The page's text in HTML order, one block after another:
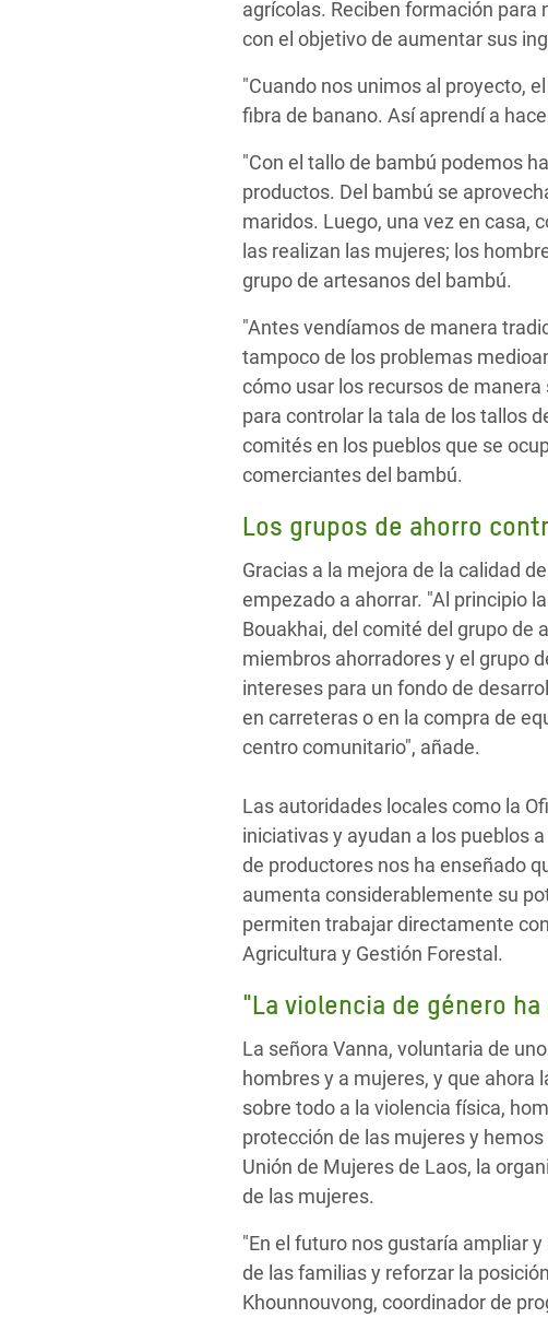
agrícolas. Reciben formación para
con el objetivo de aumentar sus
"Cuando nos unimos al proyecto,
fibra de banano. Así aprendí a
"Con el tallo de bambú podemos
productos. Del bambú se
maridos. Luego, una vez en casa,
las realizan las mujeres; los
grupo de artesanos del bambú.
"Antes vendíamos de manera
tampoco de los problemas
cómo usar los recursos de
para controlar la tala de los tallos
comités en los pueblos que se
comerciantes del bambú.
Los grupos de ahorro
Gracias a la mejora de la calidad
empezado a ahorrar. "Al principio
Bouakhai, del comité del grupo de
miembros ahorradores y el grupo
intereses para un fondo de
en carreteras o en la compra de
centro comunitario", añade.
Las autoridades locales como la
iniciativas y ayudan a los pueblos
de productores nos ha enseñado
aumenta considerablemente su
permiten trabajar directamente
Agricultura y Gestión Forestal.
"La violencia de género
La señora Vanna, voluntaria de
hombres y a mujeres, y que
sobre todo a la violencia física,
protección de las mujeres y
Unión de Mujeres de Laos, la
de las mujeres.
"En el futuro nos gustaría ampliar
de las familias y reforzar la
Khounnouvong, coordinador de